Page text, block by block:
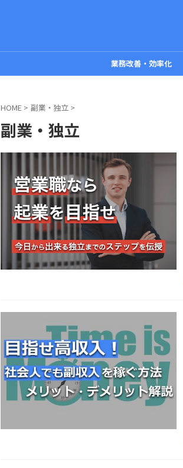
業務改善・効率化
HOME > 副業・独立 >
副業・独立